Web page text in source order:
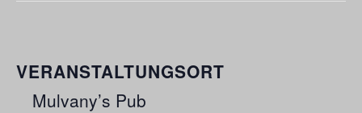
VERANSTALTUNGSORT
Mulvany’s Pub